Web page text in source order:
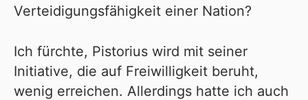
Verteidigungsfähigkeit einer Nation?
Ich fürchte, Pistorius wird mit seiner
Initiative, die auf Freiwilligkeit beruht,
wenig erreichen. Allerdings hatte ich auch